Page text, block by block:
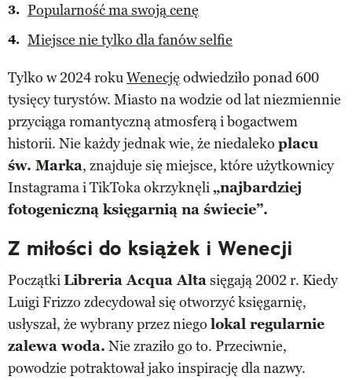
Popularność ma swoją cenę
Miejsce nie tylko dla fanów selfie
Tylko w 2024 rokuWenecję odwiedziło ponad 600
tysięcy turystów. Miasto na wodzie od lat niezmiennie
przyciąga romantyczną atmosferą i bogactwem
historii. Nie każdy jednak wie, że niedaleko placu
św. Marka, znajduje się miejsce, które użytkownicy
Instagrama i TikToka okrzyknęli„najbardziej
fotogeniczną księgarnią na świecie”.
Z miłości do książek i Wenecji
PoczątkiLibreria Acqua Altasięgają 2002 r. Kiedy
Luigi Frizzo zdecydował się otworzyć księgarnię,
usłyszał, że wybrany przez niego lokal regularnie
zalewa woda. Nie zraziło go to. Przeciwnie,
powodzie potraktował jako inspirację dla nazwy.